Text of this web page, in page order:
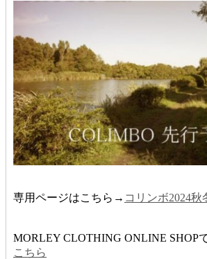
専用ページはこちら→ コリンボ2024秋
MORLEY CLOTHING ONLINE SHOP
こちら